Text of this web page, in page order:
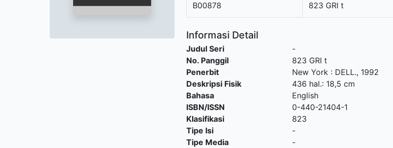
B00878 823 GRI t
Informasi Detail
Judul Seri
-
No. Panggil
823 GRI t
Penerbit
New York: DELL., 1992
Deskripsi Fisik
436 hal.: 18,5 cm
Bahasa
English
ISBN/ISSN
0-440-21404-1
Klasifikasi
823
Tipe Isi
-
Tipe Media
-